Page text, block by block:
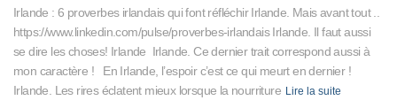
Irlande : 6 proverbes irlandais qui font réfléchir Irlande. Mais avant tout ..
https://www.linkedin.com/pulse/proverbes-irlandais Irlande. Il faut aussi
se dire les choses! Irlande Irlande. Ce dernier trait correspond aussi à
mon caractère ! En Irlande, l’espoir c’est ce qui meurt en dernier !
Irlande. Les rires éclatent mieux lorsque la nourriture Lire la suite